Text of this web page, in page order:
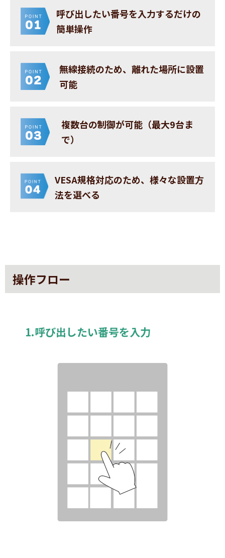
呼び出したい番号を入力するだけの
簡単操作
無線接続のため、離れた場所に設置
可能
複数台の制御が可能（最大9台ま
で）
VESA規格対応のため、様々な設置方
法を選べる
操作フロー
1.呼び出したい番号を入力